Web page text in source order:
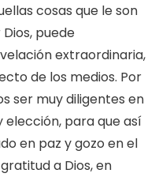
cosas que le son
puede
extraordinaria,
de los medios. Por
ser muy diligentes en
para que así
en paz y gozo en el
a Dios, en